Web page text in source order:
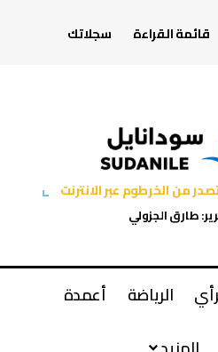
قائمة القراءة
سجلاتك
من الخرطوم عبر الانترنت
طارق الجزولي
الرياضة
أعمدة